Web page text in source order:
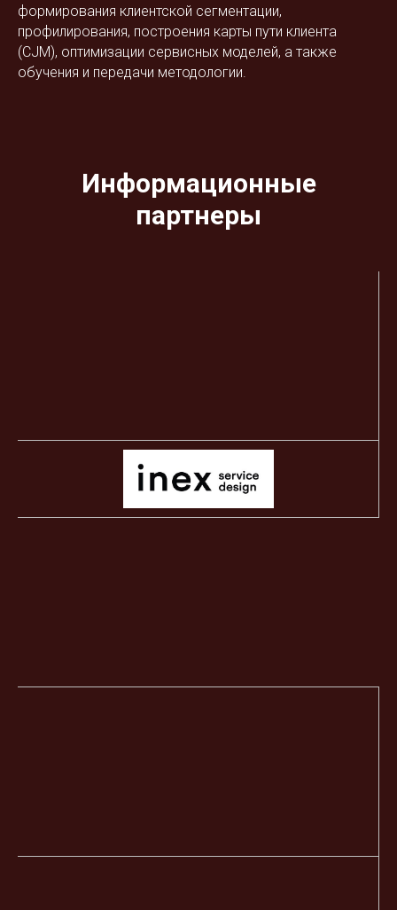
формирования клиентской сегментации,
профилирования, построения карты пути клиента
(CJM), оптимизации сервисных моделей, а также
обучения и передачи методологии.
Информационные
партнеры